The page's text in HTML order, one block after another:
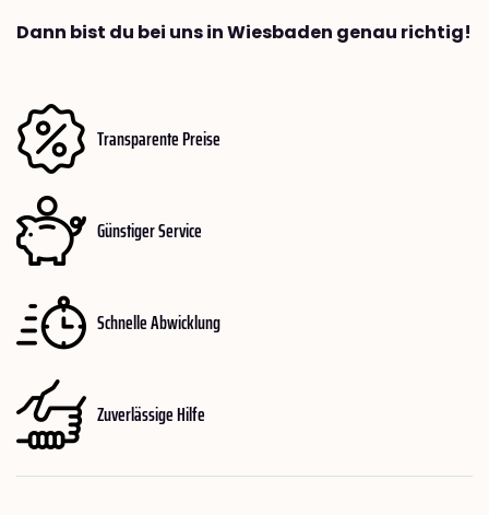
Dann bist du bei uns in Wiesbaden genau richtig!
Transparente Preise
Günstiger Service
Schnelle Abwicklung
Zuverlässige Hilfe